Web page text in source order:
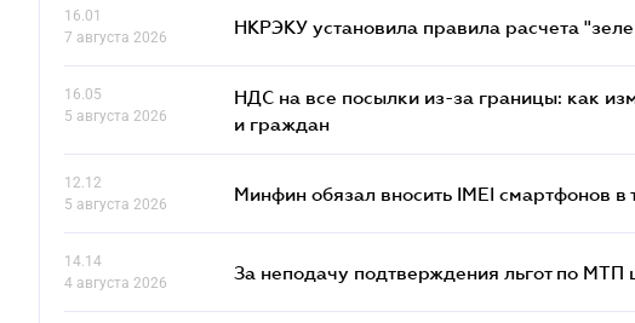
16.01
7 августа 2026
НКРЭКУ установила правила расчета
16.05
5 августа 2026
НДС на все посылки из-за границы: как
и граждан
12.12
5 августа 2026
Минфин обязал вносить IMEI смартфонов
14.14
4 августа 2026
За неподачу подтверждения льгот по МТП